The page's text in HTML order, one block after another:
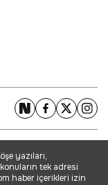
yazıları,
tek adresi
haber içerikleri izin